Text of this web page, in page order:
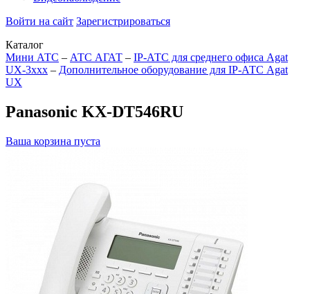
Войти на сайт Зарегистрироваться
Каталог
Мини АТС – АТС АГАТ – IP-АТС для среднего офиса Agat
UX-3xxx – Дополнительное оборудование для IP-АТС Agat
UX
Panasonic KX-DT546RU
Ваша корзина пуста